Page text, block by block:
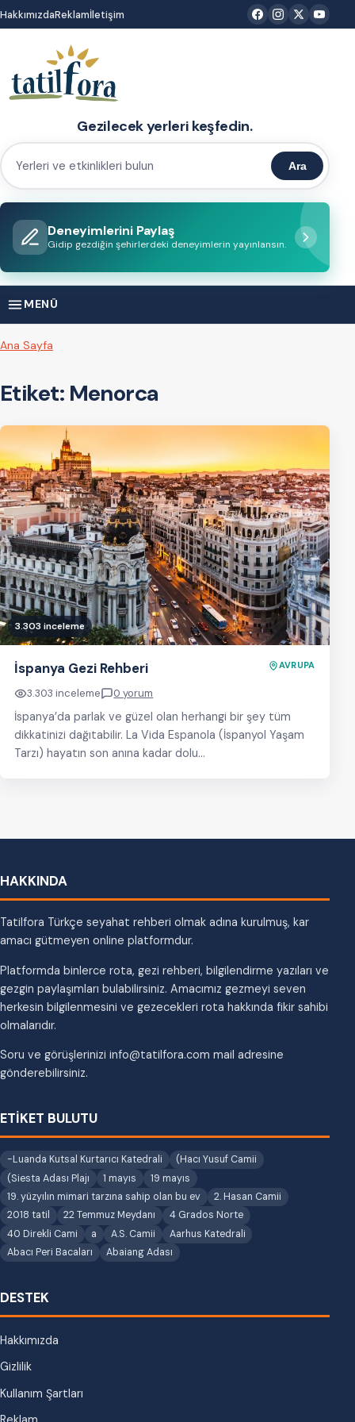
İçeriğe
atla
HakkımızdaReklamİletişim
Gezilecek yerleri keşfedin.
Yerleri
etkinlikleri
bulun
Ara
Deneyimlerini Paylaş
Gidip gezdiğin şehirlerdeki deneyimlerin yayınlansın.
MENÜ
Ana Sayfa
Etiket: Menorca
3.303 inceleme
İspanya Gezi Rehberi AVRUPA
3.303 inceleme 0 yorum
İspanya’da parlak ve güzel olan herhangi bir şey tüm
dikkatinizi dağıtabilir. La Vida Espanola (İspanyol Yaşam
Tarzı) hayatın son anına kadar dolu…
HAKKINDA
Tatilfora Türkçe seyahat rehberi olmak adına kurulmuş, kar
amacı gütmeyen online platformdur.
Platformda binlerce rota, gezi rehberi, bilgilendirme yazıları ve
gezgin paylaşımları bulabilirsiniz. Amacımız gezmeyi seven
herkesin bilgilenmesini ve gezecekleri rota hakkında fikir sahibi
olmalarıdır.
Soru ve görüşlerinizi info@tatilfora.com mail adresine
gönderebilirsiniz.
ETİKET BULUTU
-Luanda Kutsal Kurtarıcı Katedrali
(Hacı Yusuf Camii
(Siesta Adası Plajı
1 mayıs
19 mayıs
19. yüzyılın mimari tarzına sahip olan bu ev
2. Hasan Camii
2018 tatil
22 Temmuz Meydanı
4 Grados Norte
40 Direkli Cami
a A.S. Camii
Aarhus Katedrali
Abacı Peri Bacaları
Abaiang Adası
DESTEK
Hakkımızda
Gizlilik
Kullanım Şartları